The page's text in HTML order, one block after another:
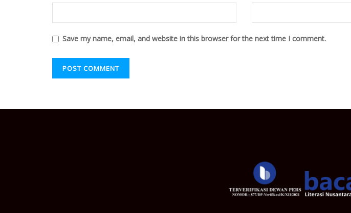
Save my name, email, and website in this browser for the next time I comment.